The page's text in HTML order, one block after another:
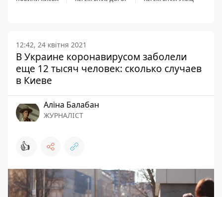
12:42, 24 квітня 2021
В Украине коронавирусом заболели
еще 12 тысяч человек: сколько случаев
в Киеве
Аліна Балабан
ЖУРНАЛІСТ
👍